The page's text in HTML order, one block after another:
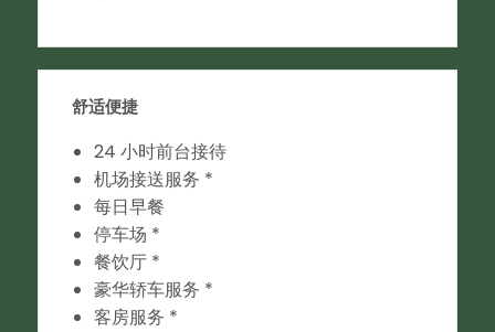
舒适便捷
24 小时前台接待
机场接送服务 *
每日早餐
停车场 *
餐饮厅 *
豪华轿车服务 *
客房服务 *